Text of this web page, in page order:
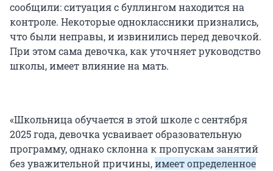
сообщили: ситуация с буллингом находится на
контроле. Некоторые одноклассники признались,
что были неправы, и извинились перед девочкой.
При этом сама девочка, как уточняет руководство
школы, имеет влияние на мать.
«Школьница обучается в этой школе с сентября
2025 года, девочка усваивает образовательную
программу, однако склонна к пропускам занятий
без уважительной причины,имеет определенное